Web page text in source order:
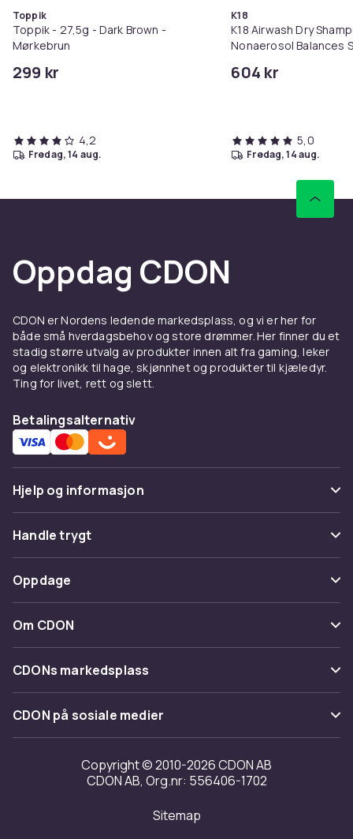
Toppik
Toppik - 27,5g - Dark Brown -
Mørkebrun
299 kr
4,2
fredag, 14 aug.
K18
K18 Airwash Dry
Nonaerosol Balances
604 kr
5,0
fredag, 14 aug.
Oppdag CDON
CDON er Nordens ledende markedsplass, og vi er her for
både små hverdagsbehov og store drømmer. Her finner du et
stadig større utvalg av produkter innen alt fra gaming, leker
og elektronikk til hage, skjønnhet og produkter til kjæledyr.
Ting for livet, rett og slett.
Betalingsalternativ
Hjelp og informasjon
Vanlige spørsmål
Spor pakke
Angre & returner her
Kontakt oss
Handle trygt
Betaling
Levering
Tilbakekallinger
Oppdage
Kategorier
Varemerker
Om CDON
Om oss
Kundeanmeldelser
Jobbe på CDON
Investor relations
Tilgjengelighet
CDONs markedsplass
Merchant Help Center
CDON på sosiale medier
Copyright © 2010-2026 CDON AB
CDON AB, Org.nr: 556406-1702
Sitemap